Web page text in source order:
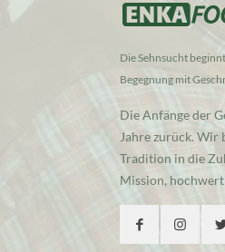
Die Sehnsucht
Begegnung mit
Die Anfänge der
Jahre zurück. Wir
Tradition in die
Mission,